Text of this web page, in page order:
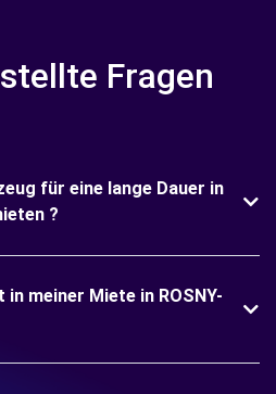
Fragen
für eine lange Dauer in
?
meiner Miete in ROSNY-